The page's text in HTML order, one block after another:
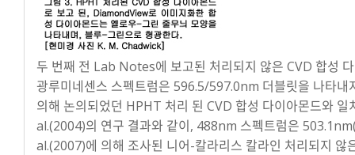
두 번째 전 Lab Notes에 보고된 처리되지 않은 CVD 합성
광루미네센스 스펙트럼은 596.5/597.0nm 더블릿을 나타
의해 논의되었던 HPHT 처리 된 CVD 합성 다이아몬드와
al.(2004)의 연구 결과와 같이, 488nm 스펙트럼은
al.(2007)에 의해 조사된 니어-칼라리스 칼라인 처리되지 않